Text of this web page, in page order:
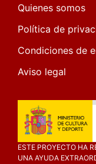
Quienes somos
Política de
Condiciones de
Aviso legal
ESTE PROYECTO HA
UNA AYUDA